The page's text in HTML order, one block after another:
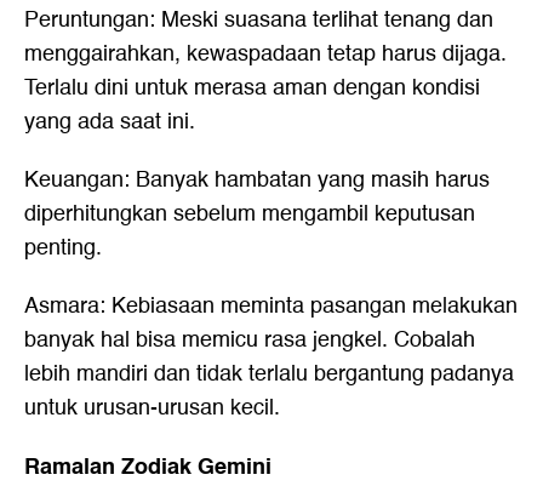
Peruntungan: Meski suasana terlihat tenang dan
menggairahkan, kewaspadaan tetap harus dijaga.
Terlalu dini untuk merasa aman dengan kondisi
yang ada saat ini.
Keuangan: Banyak hambatan yang masih harus
diperhitungkan sebelum mengambil keputusan
penting.
Asmara: Kebiasaan meminta pasangan melakukan
banyak hal bisa memicu rasa jengkel. Cobalah
lebih mandiri dan tidak terlalu bergantung padanya
untuk urusan-urusan kecil.
Ramalan Zodiak Gemini